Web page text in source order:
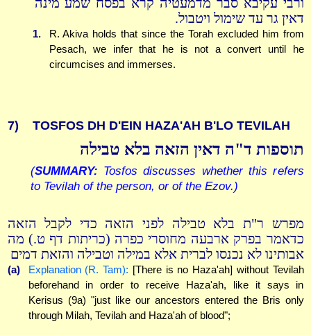
דאין גר עד שימול ויטבול.
1.
R. Akiva holds that since the Torah excluded him from
Pesach, we infer that he is not a convert until he
circumcises and immerses.
7) TOSFOS DH D'EIN HAZA'AH B'LO TEVILAH
תוספות ד"ה דאין הזאה בלא טבילה
(SUMMARY: Tosfos discusses whether this refers
to Tevilah of the person, or of the Ezov.)
מפרש ר"ת בלא טבילה לפני הזאה כדי לקבל הזאה
כדאמר בפרק ארבעה מחוסרי כפרה (כריתות דף ט.) מה
אבותינו לא נכנסו לברית אלא במילה וטבילה והזאת דמים
(a) Explanation (R. Tam): [There is no Haza'ah] without Tevilah
beforehand in order to receive Haza'ah, like it says in
Kerisus (9a) "just like our ancestors entered the Bris only
through Milah, Tevilah and Haza'ah of blood";